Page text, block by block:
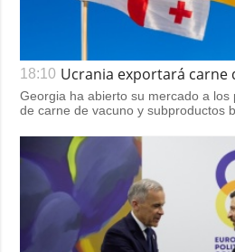
18:10 Ucrania exportará carne
Georgia ha abierto su mercado a
de carne de vacuno y subproductos